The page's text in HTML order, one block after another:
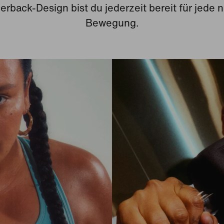
Design bist du jederzeit bereit für jede
Bewegung.